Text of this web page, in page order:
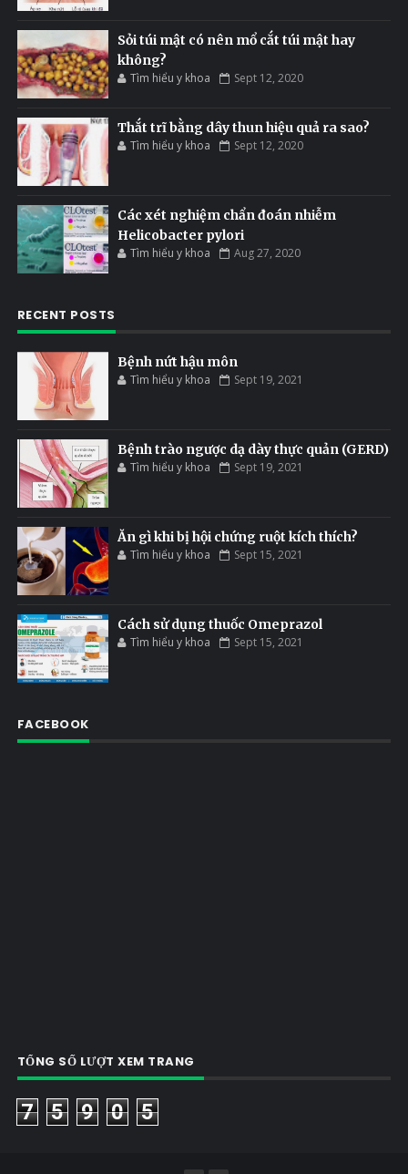
Sỏi túi mật có nên mổ cắt túi mật hay
không?
Tìm hiểu y khoa Sept 12, 2020
Thắt trĩ bằng dây thun hiệu quả ra sao?
Tìm hiểu y khoa Sept 12, 2020
Các xét nghiệm chẩn đoán nhiễm
Helicobacter pylori
Tìm hiểu y khoa Aug 27, 2020
RECENT POSTS
Bệnh nứt hậu môn
Tìm hiểu y khoa Sept 19, 2021
Bệnh trào ngược dạ dày thực quản (GERD)
Tìm hiểu y khoa Sept 19, 2021
Ăn gì khi bị hội chứng ruột kích thích?
Tìm hiểu y khoa Sept 15, 2021
Cách sử dụng thuốc Omeprazol
Tìm hiểu y khoa Sept 15, 2021
FACEBOOK
TỔNG SỐ LƯỢT XEM TRANG
7 5 9 0 5